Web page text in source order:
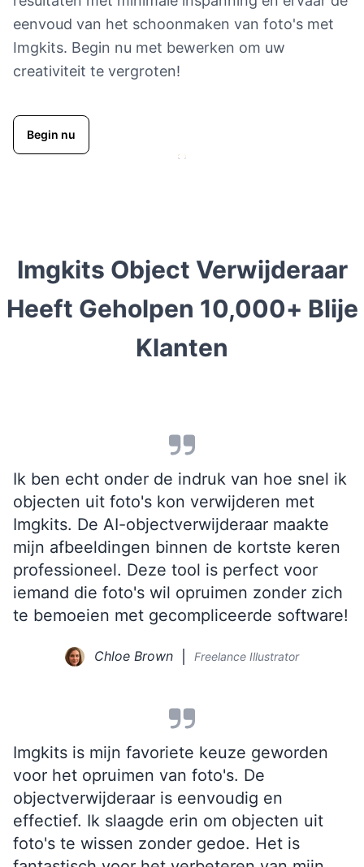
eenvoud van het schoonmaken van foto's met
Imgkits. Begin nu met bewerken om uw
creativiteit te vergroten!
Begin nu
Imgkits Object Verwijderaar
Heeft Geholpen 10,000+ Blije
Klanten
Ik ben echt onder de indruk van hoe snel ik
objecten uit foto's kon verwijderen met
Imgkits. De AI-objectverwijderaar maakte
mijn afbeeldingen binnen de kortste keren
professioneel. Deze tool is perfect voor
iemand die foto's wil opruimen zonder zich
te bemoeien met gecompliceerde software!
Chloe Brown Freelance Illustrator
Imgkits is mijn favoriete keuze geworden
voor het opruimen van foto's. De
objectverwijderaar is eenvoudig en
effectief. Ik slaagde erin om objecten uit
foto's te wissen zonder gedoe. Het is